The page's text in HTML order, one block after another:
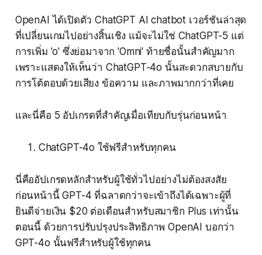
OpenAI ได้เปิดตัว ChatGPT AI chatbot เวอร์ชันล่าสุด
ที่เปลี่ยนเกมไปอย่างสิ้นเชิง แม้จะไม่ใช่ ChatGPT-5 แต่
การเพิ่ม 'o' ซึ่งย่อมาจาก 'Omni' ท้ายชื่อนั้นสำคัญมาก
เพราะแสดงให้เห็นว่า ChatGPT-4o นั้นสะดวกสบายกับ
การโต้ตอบด้วยเสียง ข้อความ และภาพมากกว่าที่เคย
และนี่คือ 5 อัปเกรดที่สำคัญเมื่อเทียบกับรุ่นก่อนหน้า
ChatGPT-4o ใช้ฟรีสำหรับทุกคน
นี่คืออัปเกรดหลักสำหรับผู้ใช้ทั่วไปอย่างไม่ต้องสงสัย
ก่อนหน้านี้ GPT-4 ที่ฉลาดกว่าจะเข้าถึงได้เฉพาะผู้ที่
ยินดีจ่ายเงิน $20 ต่อเดือนสำหรับสมาชิก Plus เท่านั้น
ตอนนี้ ด้วยการปรับปรุงประสิทธิภาพ OpenAI บอกว่า
GPT-4o นั้นฟรีสำหรับผู้ใช้ทุกคน